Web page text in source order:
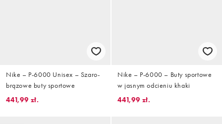
Nike – P-6000 Unisex – Szaro-
brązowe buty sportowe
441,99 zł.
Nike – P-6000 – Buty sportowe
w jasnym odcieniu khaki
441,99 zł.